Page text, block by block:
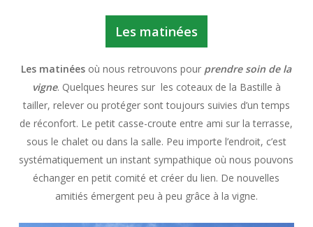
Les matinées
Les matinées où nous retrouvons pour prendre soin de la
vigne. Quelques heures sur les coteaux de la Bastille à
tailler, relever ou protéger sont toujours suivies d’un temps
de réconfort. Le petit casse-croute entre ami sur la terrasse,
sous le chalet ou dans la salle. Peu importe l’endroit, c’est
systématiquement un instant sympathique où nous pouvons
échanger en petit comité et créer du lien. De nouvelles
amitiés émergent peu à peu grâce à la vigne.